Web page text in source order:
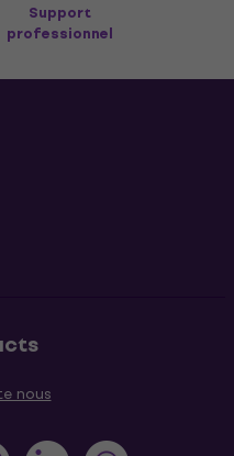
Support
professionnel
nous